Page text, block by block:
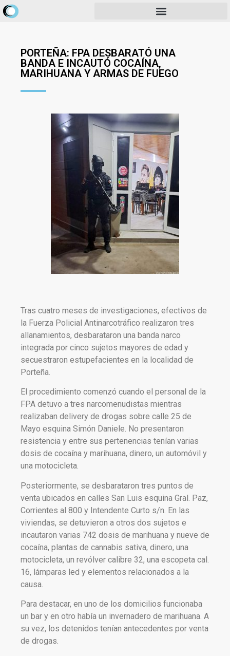
PORTEÑA: FPA DESBARATÓ UNA
BANDA E INCAUTÓ COCAÍNA,
MARIHUANA Y ARMAS DE FUEGO
Tras cuatro meses de investigaciones, efectivos de
la Fuerza Policial Antinarcotráfico realizaron tres
allanamientos, desbarataron una banda narco
integrada por cinco sujetos mayores de edad y
secuestraron estupefacientes en la localidad de
Porteña.
El procedimiento comenzó cuando el personal de la
FPA detuvo a tres narcomenudistas mientras
realizaban delivery de drogas sobre calle 25 de
Mayo esquina Simón Daniele. No presentaron
resistencia y entre sus pertenencias tenían varias
dosis de cocaína y marihuana, dinero, un automóvil y
una motocicleta.
Posteriormente, se desbarataron tres puntos de
venta ubicados en calles San Luis esquina Gral. Paz,
Corrientes al 800 y Intendente Curto s/n. En las
viviendas, se detuvieron a otros dos sujetos e
incautaron varias 742 dosis de marihuana y nueve de
cocaína, plantas de cannabis sativa, dinero, una
motocicleta, un revólver calibre 32, una escopeta cal.
16, lámparas led y elementos relacionados a la
causa.
Para destacar, en uno de los domicilios funcionaba
un bar y en otro había un invernadero de marihuana. A
su vez, los detenidos tenían antecedentes por venta
de drogas.